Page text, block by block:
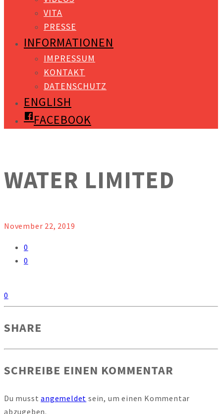
VITA
PRESSE
INFORMATIONEN
IMPRESSUM
KONTAKT
DATENSCHUTZ
ENGLISH
FACEBOOK
WATER LIMITED
November 22, 2019
0
0
0
SHARE
SCHREIBE EINEN KOMMENTAR
Du musstangemeldet sein, um einen Kommentar
abzugeben.